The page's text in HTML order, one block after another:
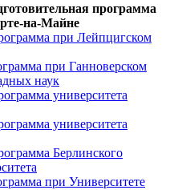
программа
на-Майне
при Лейпцигском
при Ганноверском
наук
университета
университета
Берлинского
при Университете